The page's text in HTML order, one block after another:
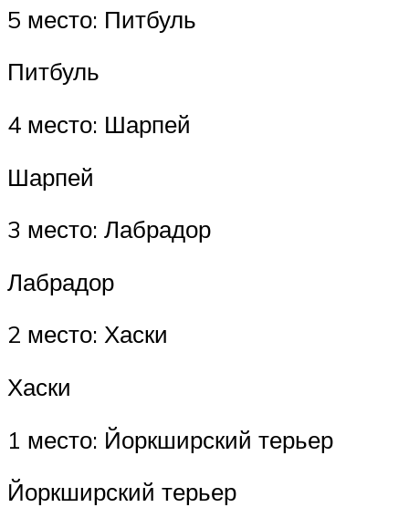
5 место: Питбуль
Питбуль
4 место: Шарпей
Шарпей
3 место: Лабрадор
Лабрадор
2 место: Хаски
Хаски
1 место: Йоркширский терьер
Йоркширский терьер